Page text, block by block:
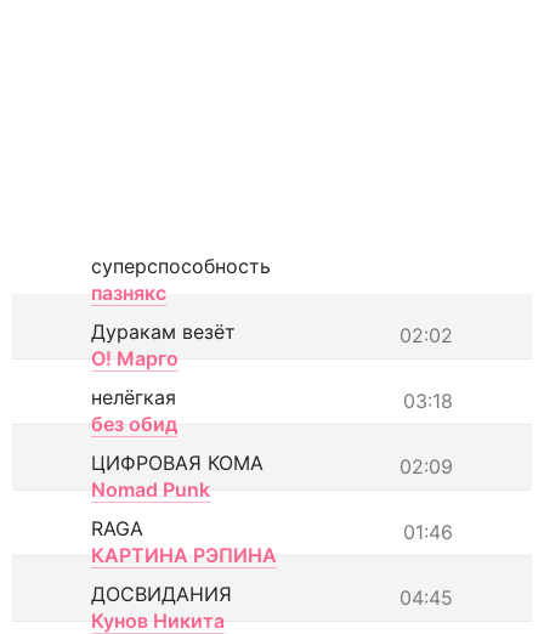
суперспособность
пазнякс
02:02
Дуракам везёт
О! Марго
03:18
нелёгкая
без обид
02:09
ЦИФРОВАЯ КОМА
Nomad Punk
01:46
RAGA
КАРТИНА РЭПИНА
04:45
ДОСВИДАНИЯ
Кунов Никита